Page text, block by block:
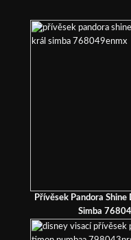
Přívěsek Pandora Shine
Simba